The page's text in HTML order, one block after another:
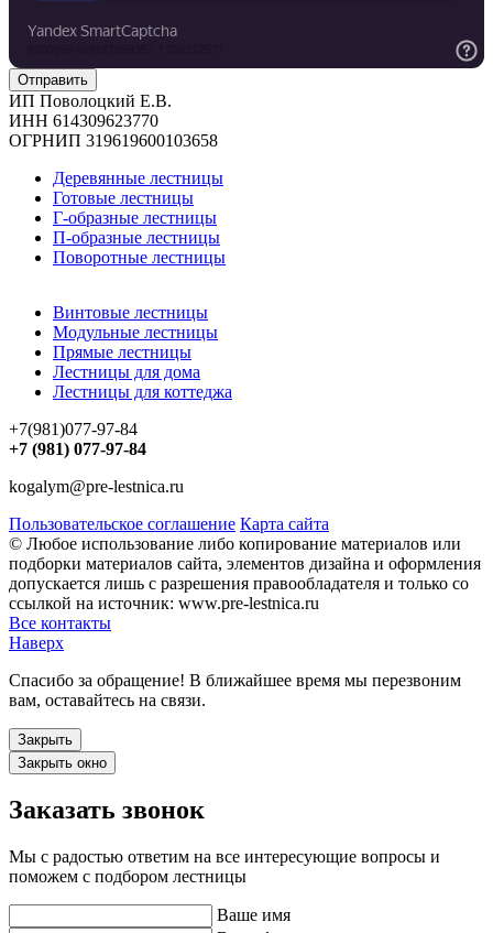
ИП Поволоцкий Е.В.
ИНН 614309623770
ОГРНИП 319619600103658
Деревянные лестницы
Готовые лестницы
Г-образные лестницы
П-образные лестницы
Поворотные лестницы
Винтовые лестницы
Модульные лестницы
Прямые лестницы
Лестницы для дома
Лестницы для коттеджа
+7(981)077-97-84
+7 (981) 077-97-84
kogalym@pre-lestnica.ru
Пользовательское соглашение Карта сайта
© Любое использование либо копирование материалов или
подборки материалов сайта, элементов дизайна и оформления
допускается лишь с разрешения правообладателя и только со
ссылкой на источник: www.pre-lestnica.ru
Все контакты
Наверх
Спасибо за обращение! В ближайшее время мы перезвоним
вам, оставайтесь на связи.
Закрыть
Закрыть окно
Заказать звонок
Мы с радостью ответим на все интересующие вопросы и
поможем с подбором лестницы
Ваше имя